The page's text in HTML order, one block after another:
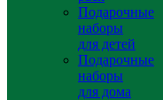
Подарочные
наборы
для детей
Подарочные
наборы
для дома